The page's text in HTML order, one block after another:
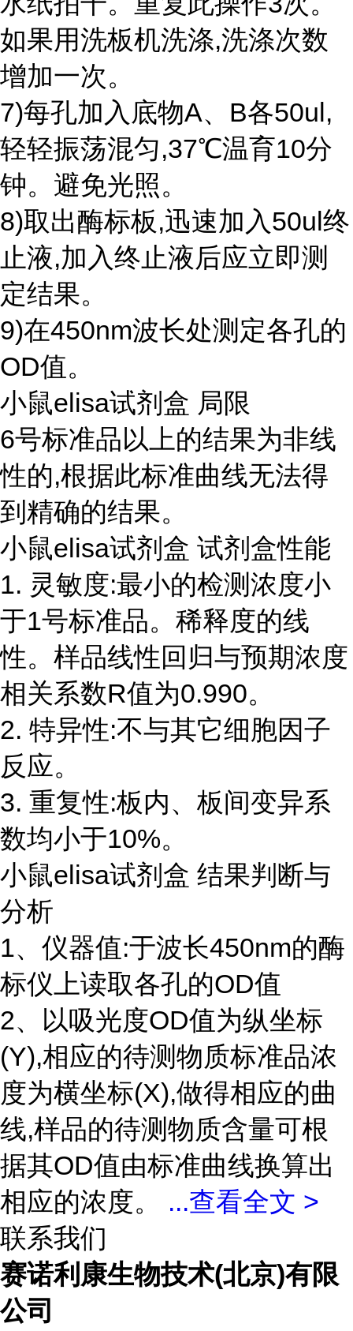
如果用洗板机洗涤,洗涤次数
增加一次。
7)每孔加入底物A、B各50ul,
轻轻振荡混匀,37℃温育10分
钟。避免光照。
8)取出酶标板,迅速加入50ul终
止液,加入终止液后应立即测
定结果。
9)在450nm波长处测定各孔的
OD值。
小鼠elisa试剂盒 局限
6号标准品以上的结果为非线
性的,根据此标准曲线无法得
到精确的结果。
小鼠elisa试剂盒 试剂盒性能
1. 灵敏度:最小的检测浓度小
于1号标准品。稀释度的线
性。样品线性回归与预期浓度
相关系数R值为0.990。
2. 特异性:不与其它细胞因子
反应。
3. 重复性:板内、板间变异系
数均小于10%。
小鼠elisa试剂盒 结果判断与
分析
1、仪器值:于波长450nm的酶
标仪上读取各孔的OD值
2、以吸光度OD值为纵坐标
(Y),相应的待测物质标准品浓
度为横坐标(X),做得相应的曲
线,样品的待测物质含量可根
据其OD值由标准曲线换算出
相应的浓度。 ...查看全文 >
联系我们
赛诺利康生物技术(北京)有限
公司